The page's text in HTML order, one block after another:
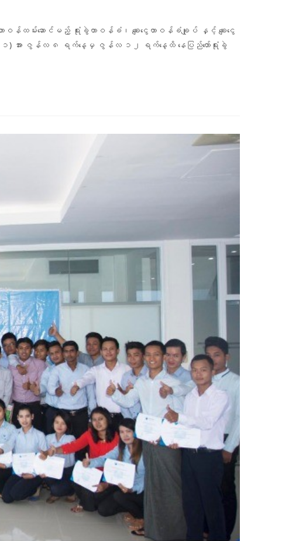
းဆောင်မည့် ရုံးခွဲတာဝန်ခံ၊ ချေးငွေတာဝန်ခံချုပ် နှင့် ချေးငွေ
အား ဇွန်လ ၈ ရက်နေ့မှ ဇွန်လ ၁၂ ရက်နေ့ထိ နေပြည်တော်ရုံးခွဲ